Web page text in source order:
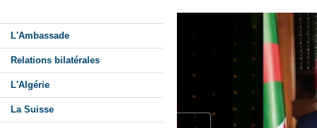
L'Ambassade
Relations bilatérales
L'Algérie
La Suisse